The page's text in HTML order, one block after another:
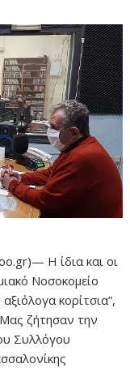
Η ίδια και οι
Νοσοκομείο
κορίτσια”,
ζήτησαν την
Συλλόγου